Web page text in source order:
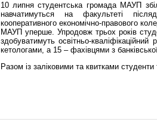
10 липня студентська громада МАУП
навчатимуться на факультеті
кооперативного економічно-правового
МАУП уперше. Упродовж трьох років
здобуватимуть освітньо-
кетологами, а 15 – фахівцями з
Разом із заліковими та квитками